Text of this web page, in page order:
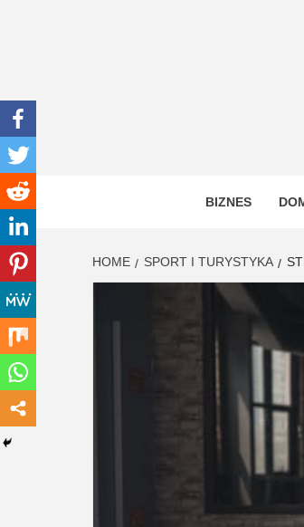
BIZNES
HOME SPORT I TURYSTYKA